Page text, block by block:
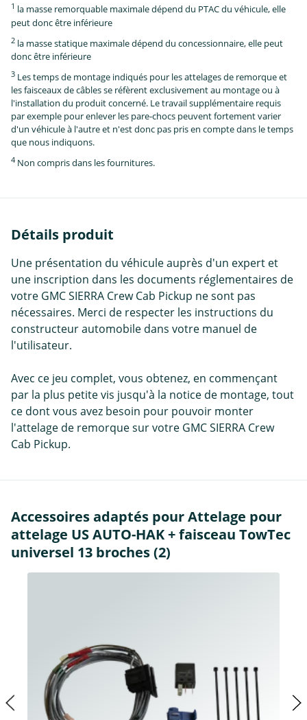
1 la masse remorquable maximale dépend du PTAC du véhicule, elle
peut donc être inférieure
2 la masse statique maximale dépend du concessionnaire, elle peut
donc être inférieure
3 Les temps de montage indiqués pour les attelages de remorque et
les faisceaux de câbles se réfèrent exclusivement au montage ou à
l'installation du produit concerné. Le travail supplémentaire requis
par exemple pour enlever les pare-chocs peuvent fortement varier
d'un véhicule à l'autre et n'est donc pas pris en compte dans le temps
que nous indiquons.
4 Non compris dans les fournitures.
Détails produit
Une présentation du véhicule auprès d'un expert et
une inscription dans les documents réglementaires de
votre GMC SIERRA Crew Cab Pickup ne sont pas
nécessaires. Merci de respecter les instructions du
constructeur automobile dans votre manuel de
l'utilisateur.
Avec ce jeu complet, vous obtenez, en commençant
par la plus petite vis jusqu'à la notice de montage, tout
ce dont vous avez besoin pour pouvoir monter
l'attelage de remorque sur votre GMC SIERRA Crew
Cab Pickup.
Accessoires adaptés pour Attelage pour
attelage US AUTO-HAK + faisceau TowTec
universel 13 broches (2)